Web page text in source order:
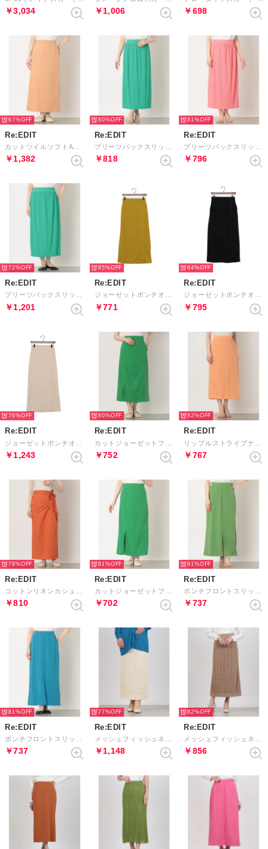
￥3,034 ￥1,006 ￥698
67%
Re:EDIT
￥1,382
80%
Re:EDIT
￥818
81%
Re:EDIT
￥796
72%
Re:EDIT
プリーツバックスリットIラインスカート コンパクトサイズ （グリーン）
￥1,201
85%
Re:EDIT
ジョーゼットポンチオープンスナップナロースカート （ライムイエロー）
￥771
84%
Re:EDIT
ジョーゼットポンチオープンスナップナロースカート （ブラック）
￥795
76%
Re:EDIT
￥1,243
80%
Re:EDIT
￥752
82%
Re:EDIT
￥767
78%
Re:EDIT
￥810
81%
Re:EDIT
￥702
81%
Re:EDIT
￥737
81%
Re:EDIT
￥737
77%
Re:EDIT
￥1,148
82%
Re:EDIT
￥856